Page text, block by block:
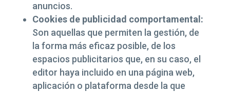
anuncios.
Cookies de publicidad comportamental:
Son aquellas que permiten la gestión, de
la forma más eficaz posible, de los
espacios publicitarios que, en su caso, el
editor haya incluido en una página web,
aplicación o plataforma desde la que